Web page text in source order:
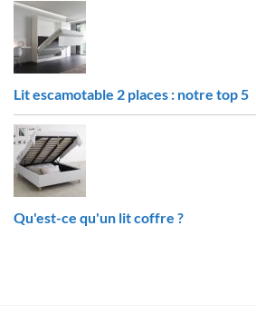
Lit escamotable 2 places : notre top 5
Qu'est-ce qu'un lit coffre ?